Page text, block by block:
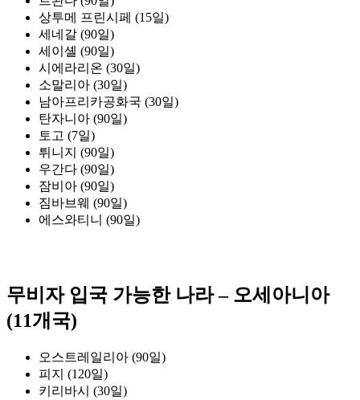
상투메 프린시페 (15일)
세네갈 (90일)
세이셸 (90일)
시에라리온 (30일)
소말리아 (30일)
남아프리카공화국 (30일)
탄자니아 (90일)
토고 (7일)
튀니지 (90일)
우간다 (90일)
잠비아 (90일)
짐바브웨 (90일)
에스와티니 (90일)
무비자 입국 가능한 나라 – 오세아니아
(11개국)
오스트레일리아 (90일)
피지 (120일)
키리바시 (30일)